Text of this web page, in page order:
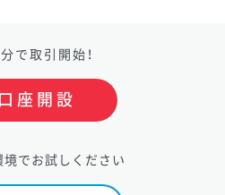
で取引開始！
口座開設
でお試しください